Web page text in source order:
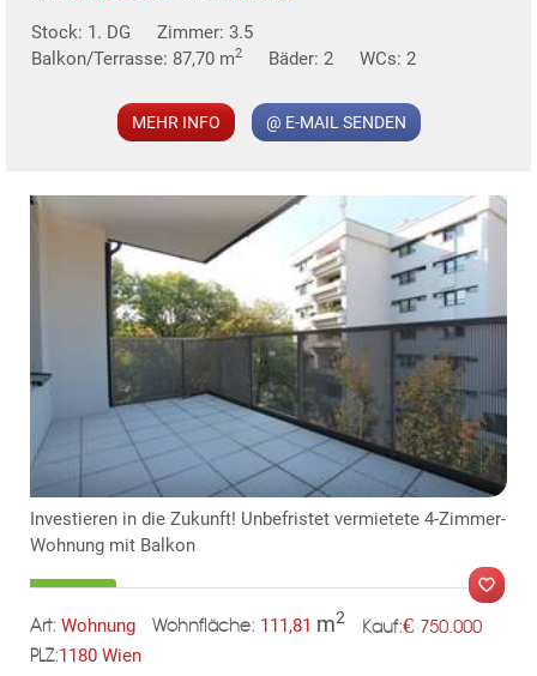
TE
KLIS
Stock: 1. DG
Zimmer: 3.5
Balkon/Terrasse: 87,70 m2 Bäder: 2 WCs: 2
MEHR INFO @ E-MAIL SENDEN
Investieren in die Zukunft! Unbefristet vermietete 4-Zimmer-
Wohnung mit Balkon
Art: Wohnung Wohnfläche: 111,81 m2 Kauf:€ 750.000
PLZ:1180 Wien